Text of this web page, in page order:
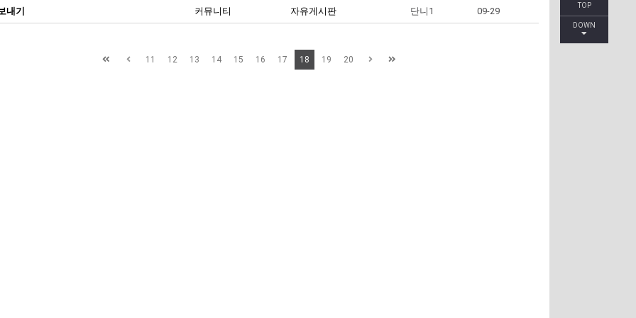
TOP
DOWN
내기 커뮤니티 자유게시판 단니1 09-29
11 12 13 14 15 16 17 18 19 20